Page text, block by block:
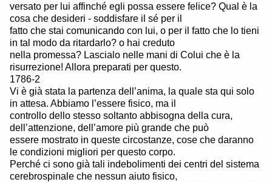
versato per lui affinché egli possa essere felice? Qual è la
cosa che desideri - soddisfare il sé per il
fatto che stai comunicando con lui, o per il fatto che lo tieni
in tal modo da ritardarlo? o hai creduto
nella promessa? Lascialo nelle mani di Colui che è la
risurrezione! Allora preparati per questo.
1786-2
Vi è già stata la partenza dell’anima, la quale sta qui solo
in attesa. Abbiamo l’essere fisico, ma il
controllo dello stesso soltanto abbisogna della cura,
dell’attenzione, dell’amore più grande che può
essere mostrato in queste circostanze, cose che daranno
le condizioni migliori per questo corpo.
Perché ci sono già tali indebolimenti dei centri del sistema
cerebrospinale che nessun aiuto fisico,